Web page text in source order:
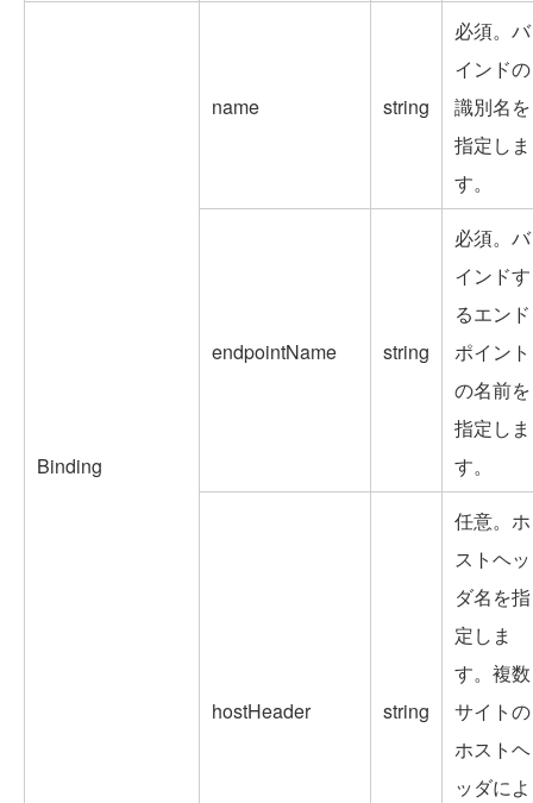
Binding
name string
必須。バ
インドの
識別名を
指定しま
す。
endpointName string
必須。バ
インドす
るエンド
ポイント
の名前を
指定しま
す。
hostHeader string
任意。ホ
ストヘッ
ダ名を指
定しま
す。複数
サイトの
ホストヘ
ッダによ